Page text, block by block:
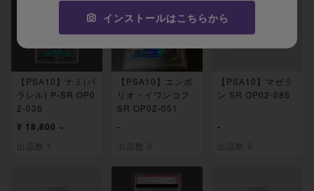
【PSA10】ナミ(パ
ラレル) P-SR OP0
2-036
¥ 18,800 ~
出品数 1
【PSA10】エンポ
リオ・イワンコフ
SR OP02-051
-
出品数 0
【PSA10】マゼラ
ン SR OP02-085
-
出品数 0
インストールはこちらから